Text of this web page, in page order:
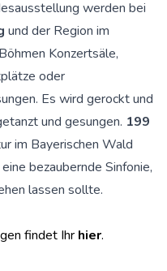
werden bei
und der Region im
Konzertsäle,
oder
Es wird gerockt und
und gesungen. 199
im Bayerischen Wald
bezaubernde Sinfonie,
lassen sollte.
findet Ihr hier.